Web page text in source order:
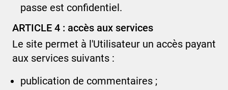
passe est confidentiel.
ARTICLE 4 : accès aux services
Le site permet à l'Utilisateur un accès payant
aux services suivants :
publication de commentaires ;